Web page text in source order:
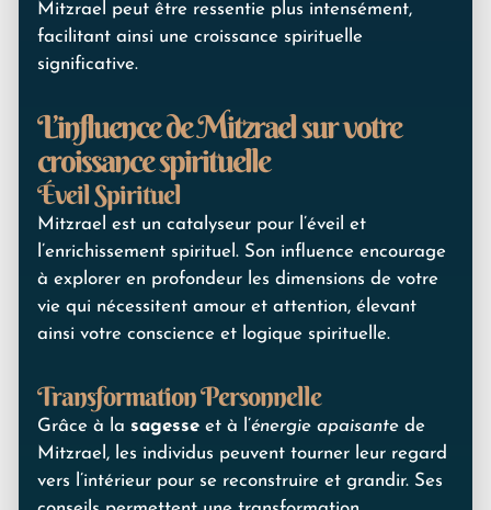
Mitzrael peut être ressentie plus intensément,
facilitant ainsi une croissance spirituelle
significative.
L’influence de Mitzrael sur votre
croissance spirituelle
Éveil Spirituel
Mitzrael est un catalyseur pour l’éveil et
l’enrichissement spirituel. Son influence encourage
à explorer en profondeur les dimensions de votre
vie qui nécessitent amour et attention, élevant
ainsi votre conscience et logique spirituelle.
Transformation Personnelle
Grâce à la sagesse et à l’énergie apaisante de
Mitzrael, les individus peuvent tourner leur regard
vers l’intérieur pour se reconstruire et grandir. Ses